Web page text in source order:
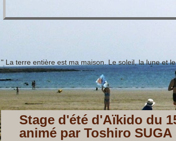
" La terre entière est ma maison. Le soleil, la lune et
Stage d'été d'Aïkido du
animé par Toshiro SUGA